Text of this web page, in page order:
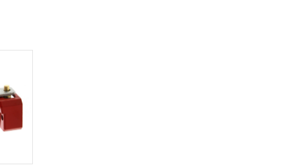
く第三者に漏洩または開示しないようお願いしま
用いただくには、I-Webメンバーズにご登録され
品リストについて、当社および当社の共同利用者
・商談に必要な範囲で利用することをご了承くだ
とがあります。
えいし、環境に深刻な影響を及ぼさない年数を意
い。
お取引先、またはお客様担当のオムロン制御
いない機種